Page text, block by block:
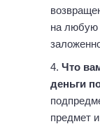
на любую
Что
деньги
предмет